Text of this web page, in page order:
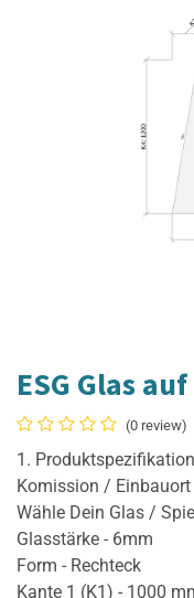
ESG Glas
(0 review)
1. Produktspezifikation
Komission / Einbauort
Wähle Dein Glas /
Glasstärke - 6mm
Form - Rechteck
Kante 1 (K1) - 1000